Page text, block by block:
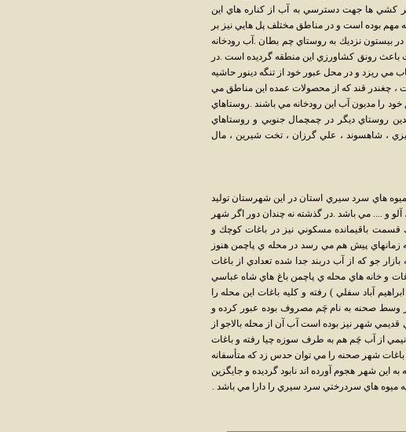
كشي ها جهت دسترسي به آب از كناره هاي اين
مهم بوده است و در مناطق مختلف پل هايي نيز بر
بيستون نزديك به روستاي چم بطان .آب رودخانه
رونق كشاورزي اين منطقه گرديده است .در
مي ريزد و در محل عبور خود از تنگه دينور حاشيه
، چغندر قند كه از محصولات عمده اين مناطق مي
را مديون آب اين رودخانه مي باشند .روستاهاي
روستاي ديگر در چمچمال جنوبي و روستاهاي
، شاهسوند ، علي گرزان ، تخت شيرين ، مال
هاي سرد سيري استان در اين شهرستان توليد
و .... مي باشد .در گذشته نه چندان دور اگر شهر
باقيمانده مسكوني نيز در باغات كوچك و
زمانهاي پيش هم مي رسد در محله ي پاچمن هنوز
جو كه از آب دربند جدا شده تعدادي از باغات
و خانه هاي محله ي پاچمن باغ هاي شاه عباسي
آباد سفلي ) رفته و كليه باغات اين محله را
وسط صحنه به نام چَم مصروف بوده عبور كرده و
شهر نيز بوده است آب آن از محله بالاجو از
از آب چَم هم به طرف سوزه چيا رفته و باغات
شهر صحنه را مي توان حدس زد كه متأسفانه
شهر هجوم آورده اند نابود گرديده و جايگزين
هاي سردرختي سرد سيري را دارا مي باشد .